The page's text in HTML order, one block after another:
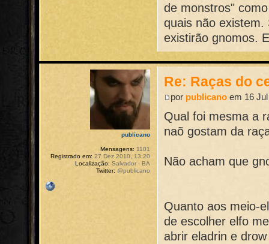
de monstros"
quais não existem.
existirão gnomos.
Re: Raças do
por publicano em 16
Qual foi mesma a
naõ gostam da
Não acham que
Quanto aos meio-
de escolher elfo
abrir eladrin e
publicano
Mensagens: 1101
Registrado em: 27 Dez 2010, 13:20
Localização: Salvador - BA
Twitter: @publicano